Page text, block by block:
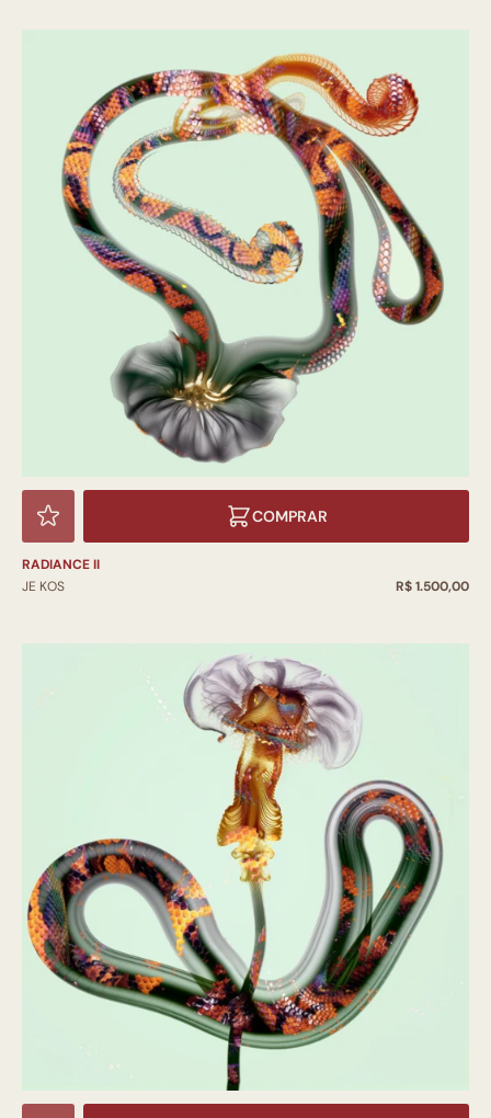
COMPRAR
RADIANCE II
JE KOS
R$ 1.500,00